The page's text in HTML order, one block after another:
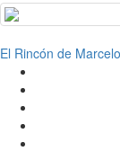
El Rincón de Marcelo